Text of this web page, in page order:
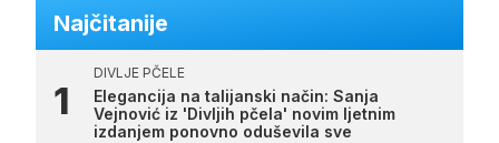
Najčitanije
DIVLJE PČELE
Elegancija na talijanski način: Sanja
Vejnović iz 'Divljih pčela' novim ljetnim
izdanjem ponovno oduševila sve